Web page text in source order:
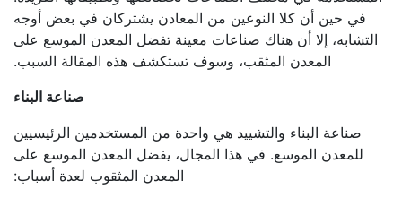
في حين أن كلا النوعين من المعادن يشتركان في بعض أوجه
التشابه، إلا أن هناك صناعات معينة تفضل المعدن الموسع على
المعدن المثقب، وسوف تستكشف هذه المقالة السبب.
صناعة البناء
صناعة البناء والتشييد هي واحدة من المستخدمين الرئيسيين
للمعدن الموسع. في هذا المجال، يفضل المعدن الموسع على
المعدن المثقوب لعدة أسباب: